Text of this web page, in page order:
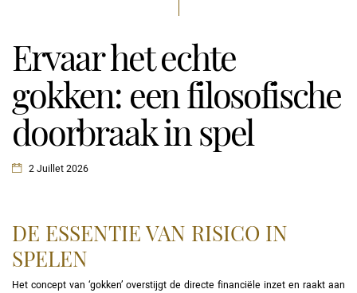
Ervaar het echte
gokken: een filosofische
doorbraak in spel
2 Juillet 2026
DE ESSENTIE VAN RISICO IN
SPELEN
Het concept van ‘gokken’ overstijgt de directe financiële inzet en raakt aan